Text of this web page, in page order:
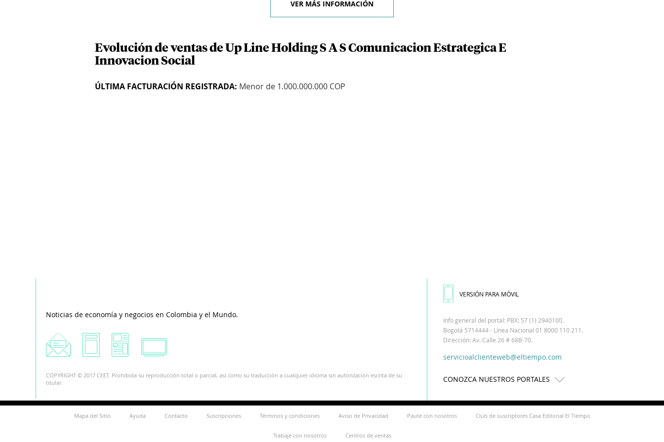
VER MÁS INFORMACIÓN
Evolución de ventas de Up Line Holding S A S Comunicacion Estrategica E
Innovacion Social
ÚLTIMA FACTURACIÓN REGISTRADA: Menor de 1.000.000.000 COP
Noticias de economía y negocios en Colombia y el Mundo.
COPYRIGHT © 2017 CEET. Prohibida su reproducción total o parcial, así como su traducción a cualquier idioma sin autorización escrita de su
titular.
VERSIÓN PARA MÓVIL
Info general del portal: PBX: 57 (1) 2940100.
Bogotá 5714444 - Línea Nacional 01 8000 110 211.
Dirección: Av. Calle 26 # 68B-70.
servicioalclienteweb@eltiempo.com
CONOZCA NUESTROS PORTALES
Mapa del Sitio Ayuda Contacto Suscripciones Términos y condiciones Aviso de Privacidad Paute con nosotros Club de suscriptores Casa Editorial El Tiempo
Trabaje con nosotros Centros de ventas